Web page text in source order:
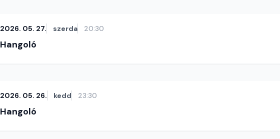
2026. 05. 27. szerda 20:30
Hangoló
2026. 05. 26. kedd 23:30
Hangoló